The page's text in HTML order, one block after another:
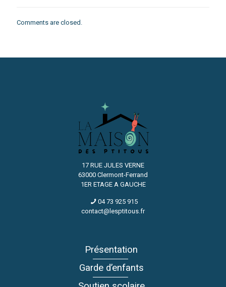
Comments are closed.
17 RUE JULES VERNE
63000 Clermont-Ferrand
1ER ETAGE A GAUCHE
04 73 925 915
contact@lesptitous.fr
Présentation
Garde d’enfants